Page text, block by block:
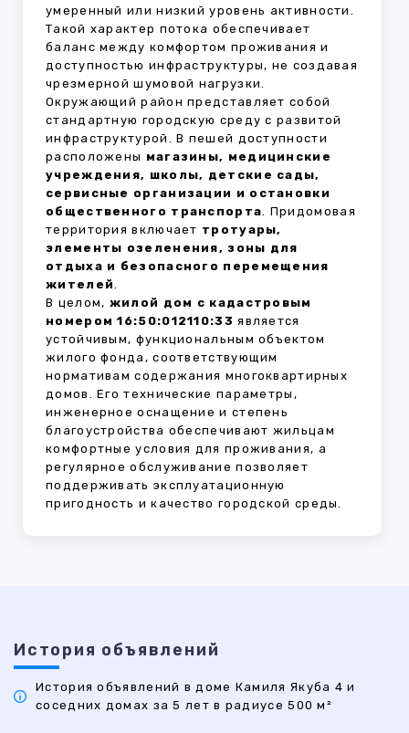
умеренный или низкий уровень активности.
Такой характер потока обеспечивает
баланс между комфортом проживания и
доступностью инфраструктуры, не создавая
чрезмерной шумовой нагрузки.
Окружающий район представляет собой
стандартную городскую среду с развитой
инфраструктурой. В пешей доступности
расположены магазины, медицинские
учреждения, школы, детские сады,
сервисные организации и остановки
общественного транспорта. Придомовая
территория включает тротуары,
элементы озеленения, зоны для
отдыха и безопасного перемещения
жителей.
В целом, жилой дом с кадастровым
номером 16:50:012110:33 является
устойчивым, функциональным объектом
жилого фонда, соответствующим
нормативам содержания многоквартирных
домов. Его технические параметры,
инженерное оснащение и степень
благоустройства обеспечивают жильцам
комфортные условия для проживания, а
регулярное обслуживание позволяет
поддерживать эксплуатационную
пригодность и качество городской среды.
История объявлений
История объявлений в доме Камиля Якуба 4 и
соседних домах за 5 лет в радиусе 500 м²